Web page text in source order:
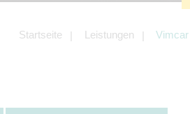
Startseite Leistungen
Angebotes
Angeboten von z.B.
LinkedIn.
können.